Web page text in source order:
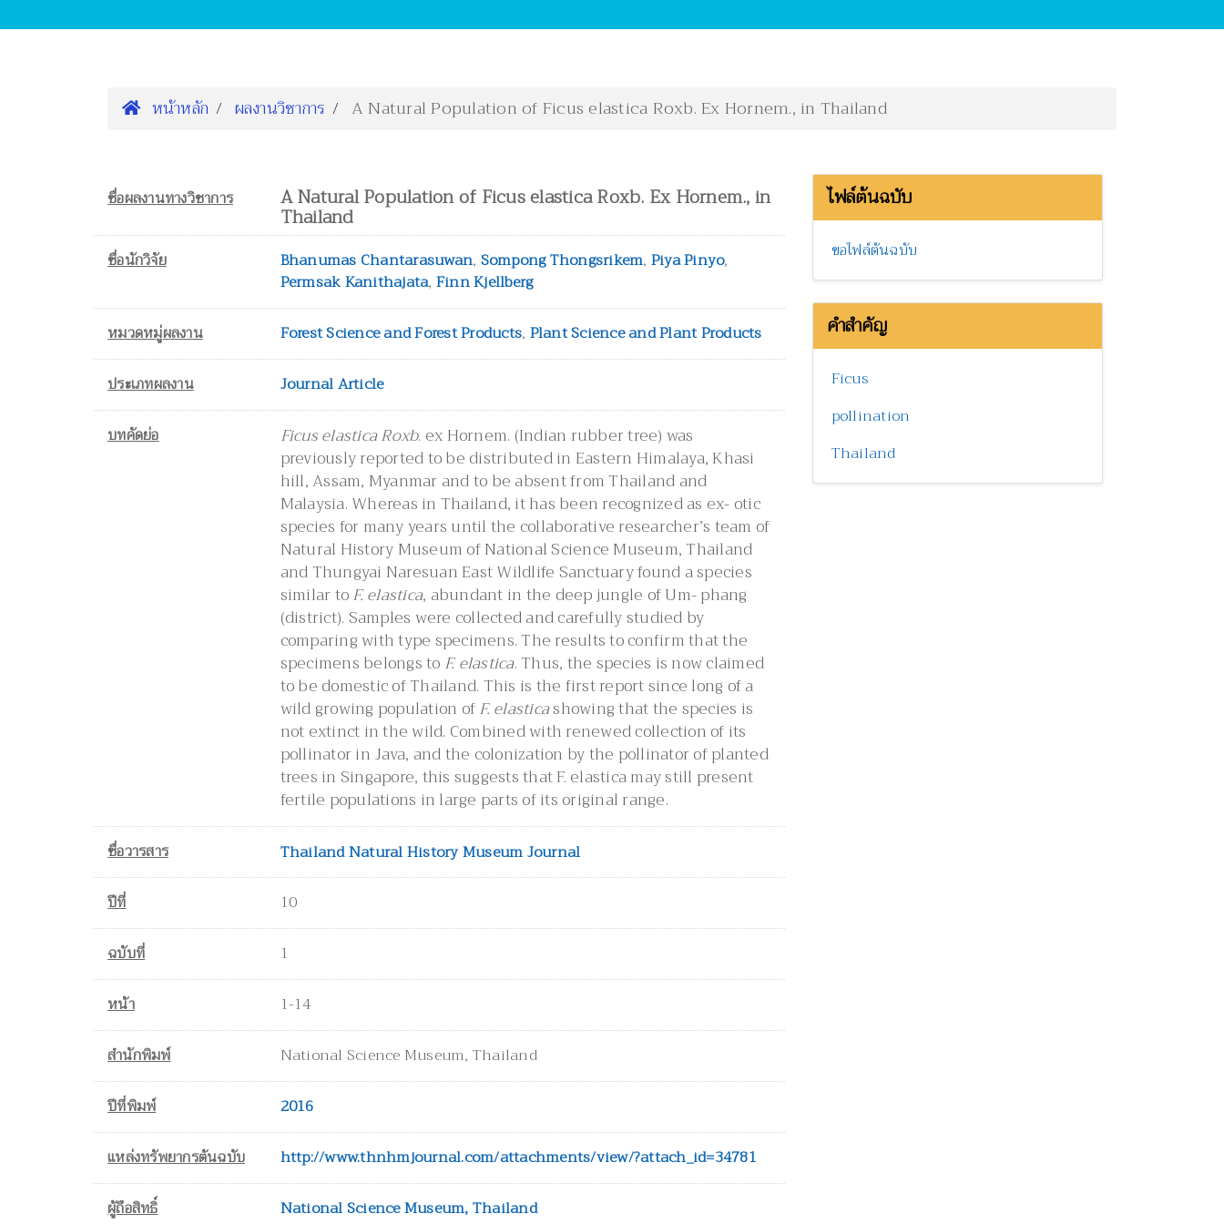
หน้าหลัก ผลงานวิชาการ A Natural Population of Ficus elastica Roxb. Ex Hornem., in Thailand
ชื่อผลงานทางวิชาการ A Natural Population of Ficus elastica Roxb. Ex Hornem., in
Thailand
ชื่อนักวิจัย Bhanumas Chantarasuwan, Sompong Thongsrikem, Piya Pinyo,
Permsak Kanithajata, Finn Kjellberg
หมวดหมู่ผลงาน
Forest Science and Forest Products, Plant Science and Plant Products
ประเภทผลงาน
Journal Article
บทคัดย่อ
Ficus elastica Roxb. ex Hornem. (Indian rubber tree) was
previously reported to be distributed in Eastern Himalaya, Khasi
hill, Assam, Myanmar and to be absent from Thailand and
Malaysia. Whereas in Thailand, it has been recognized as ex- otic
species for many years until the collaborative researcher’s team of
Natural History Museum of National Science Museum, Thailand
and Thungyai Naresuan East Wildlife Sanctuary found a species
similar toF. elastica, abundant in the deep jungle of Um- phang
(district). Samples were collected and carefully studied by
comparing with type specimens. The results to confirm that the
specimens belongs to F. elastica. Thus, the species is now claimed
to be domestic of Thailand. This is the first report since long of a
wild growing population ofF. elasticashowing that the species is
not extinct in the wild. Combined with renewed collection of its
pollinator in Java, and the colonization by the pollinator of planted
trees in Singapore, this suggests that F. elastica may still present
fertile populations in large parts of its original range.
ชื่อวารสาร
Thailand Natural History Museum Journal
ปีที่
10
ฉบับที่
1
หน้า
1-14
สำนักพิมพ์
National Science Museum, Thailand
ปีที่พิมพ์
2016
แหล่งทรัพยากรต้นฉบับ
http://www.thnhmjournal.com/attachments/view/?attach_id=34781
ผู้ถือสิทธิ์
National Science Museum, Thailand
ไฟล์ต้นฉบับ
ขอไฟล์ต้นฉบับ
คำสำคัญ
Ficus
pollination
Thailand